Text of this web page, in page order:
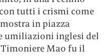
tutti i crismi come
in piazza
umiliazioni inglesi del
Mao fu il